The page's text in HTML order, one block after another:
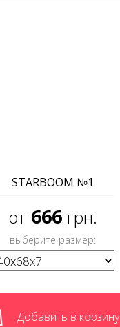
STARBOOM №1
от 666 грн.
выберите размер:
Добавить в корзину